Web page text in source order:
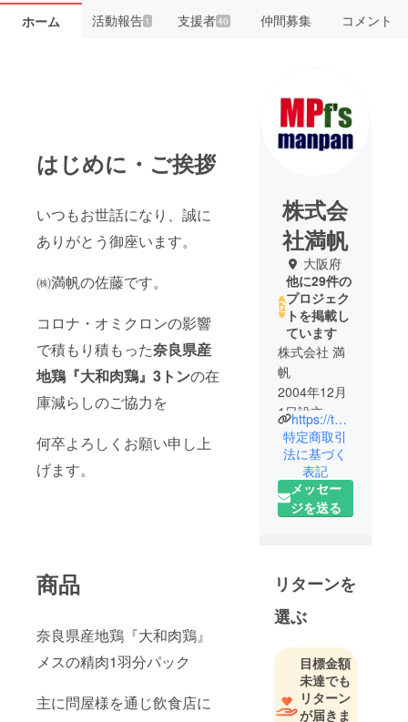
ホーム 活動報告1 支援者40 仲間募集 コメント
はじめに・ご挨拶
いつもお世話になり、誠に
ありがとう御座います。
㈱満帆の佐藤です。
コロナ・オミクロンの影響
で積もり積もった奈良県産
地鶏『大和肉鶏』3トンの在
庫減らしのご協力を
何卒よろしくお願い申し上
げます。
商品
奈良県産地鶏『大和肉鶏』
メスの精肉1羽分パック
主に問屋様を通じ飲食店に
株式会
社満帆
大阪府
他に29件の
プロジェク
トを掲載し
ています
株式会社 満
帆
2004年12月
1日設立
2015年3月1
日東北営業
所開設
〒532-0003
大阪市淀川
電
話:06(6350)
FAX:06(6350
)2930
営業時間
AM9：00〜
https://twitter.com/manpan_fs
特定商取引
法に基づく
表記
メッセー
ジを送る
リターンを
選ぶ
目標金額
未達でも
リターン
が届きま